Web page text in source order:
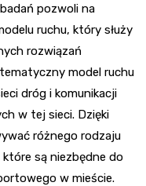
pozwoli na
ruchu, który służy
rozwiązań
model ruchu
dróg i komunikacji
w tej sieci. Dzięki
różnego rodzaju
są niezbędne do
w mieście.